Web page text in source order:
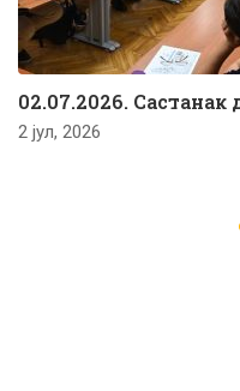
02.07.2026.
2 јул, 2026